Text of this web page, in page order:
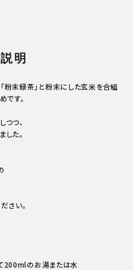
明
粉末緑茶」と粉末にした玄米を合組
です。
つ、
た。
さい。
200mlのお湯または水